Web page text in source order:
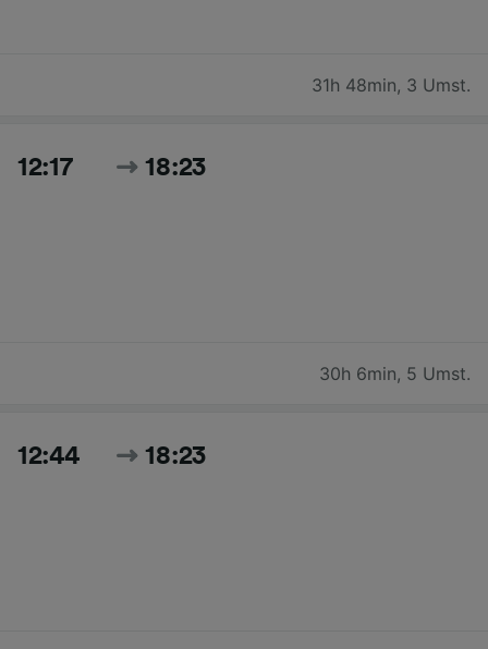
31h 48min, 3 Umst.
12:17 18:23
30h 6min, 5 Umst.
12:44 18:23